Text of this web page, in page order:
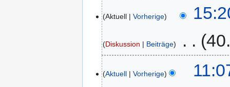
Aktuell Vorherige
Diskussion Beiträge
Aktuell Vorherige